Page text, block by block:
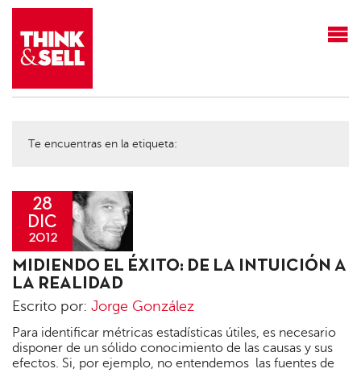
THINK&SELL
Te encuentras en la etiqueta:
28
DIC
2012
Jorge
González
MIDIENDO EL ÉXITO: DE LA INTUICIÓN A
LA REALIDAD
Escrito por: Jorge González
Para identificar métricas estadísticas útiles, es necesario
disponer de un sólido conocimiento de las causas y sus
efectos. Si, por ejemplo, no entendemos las fuentes de